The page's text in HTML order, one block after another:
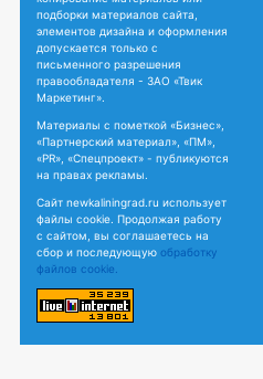
подборки материалов сайта,
элементов дизайна и оформления
допускается только с
письменного разрешения
правообладателя - ЗАО «Твик
Маркетинг».
Материалы с пометкой «Бизнес»,
«Партнерский материал», «ПМ»,
«PR», «Спецпроект» - публикуются
на правах рекламы.
Сайт newkaliningrad.ru использует
файлы cookie. Продолжая работу
с сайтом, вы соглашаетесь на
сбор и последующую обработку
файлов cookie.